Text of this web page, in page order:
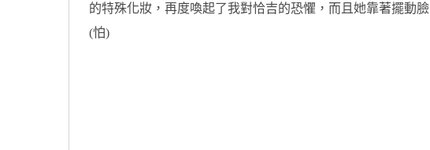
的特殊化妝，再度喚起了我對恰吉的恐懼，而且她靠著擺動
(怕)